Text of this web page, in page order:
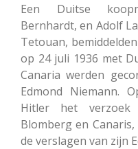
Een Duitse
Bernhardt, en Adolf
Tetouan,
op 24 juli 1936 met
Canaria werden
Edmond Niemann.
Hitler het verzoek
Blomberg en
de verslagen van zijn